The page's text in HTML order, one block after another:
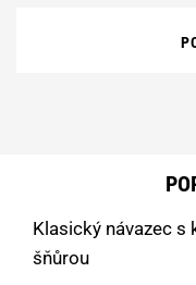
Klasický návazec
šňůrou